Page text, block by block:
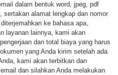
dalam bentuk word, jpeg, pdf
alamat lengkap dan nomor
ke bahasa apa,
layanan lainnya, kami akan
dan total biaya yang harus
yang Anda kirim setelah ada
kami akan terbitkan dan
dan silahkan Anda melakukan